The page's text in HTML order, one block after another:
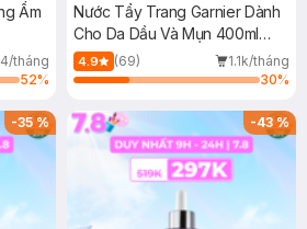
Ẩm
tháng
52%
Nước Tẩy Trang Garnier Dành
Cho Da Dầu Và Mụn 400ml
(Mới)
4.9 (69)
1.1k/tháng
30%
-35% -43%